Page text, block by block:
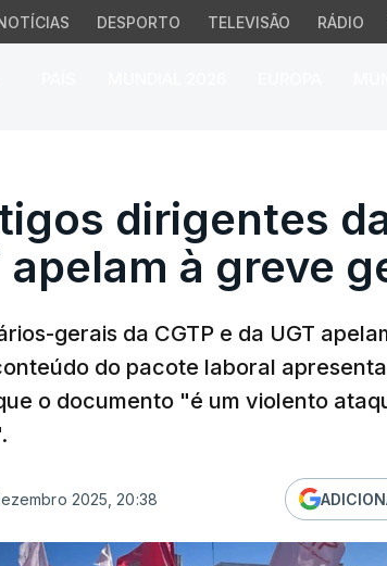
DESPORTO TELEVISÃO RÁDIO
dirigentes da
dirigentes
apelam à greve
gerais da CGTP e da UGT
do pacote laboral
o documento "é um violento
2025, 20:38